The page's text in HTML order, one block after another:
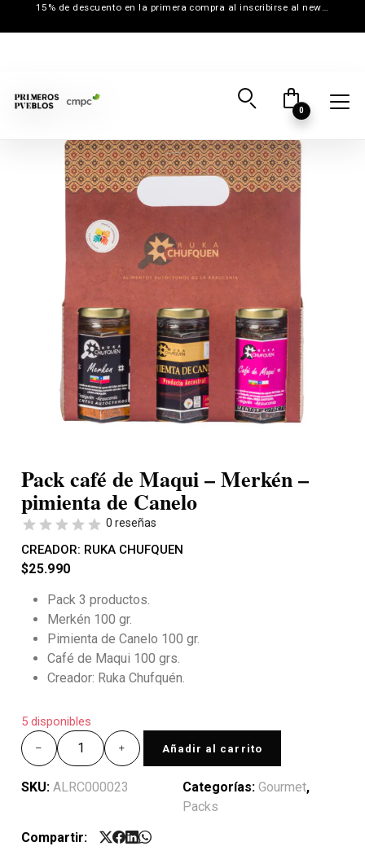
15% de descuento en la primera compra al inscribirse al newsletter
0
Pack café de Maqui – Merkén –
pimienta de Canelo
0 reseñas
CREADOR: RUKA CHUFQUEN
$25.990
Pack 3 productos.
Merkén 100 gr.
Pimienta de Canelo 100 gr.
Café de Maqui 100 grs.
Creador: Ruka Chufquén.
5 disponibles
Añadir al carrito
SKU: ALRC000023 Categorías: Gourmet,
Packs
Compartir: